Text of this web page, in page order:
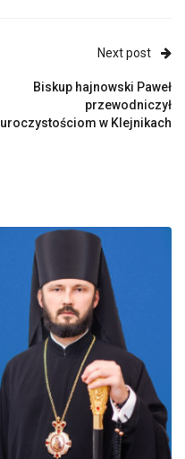
Next post
Biskup hajnowski Paweł
przewodniczył
uroczystościom w Klejnikach